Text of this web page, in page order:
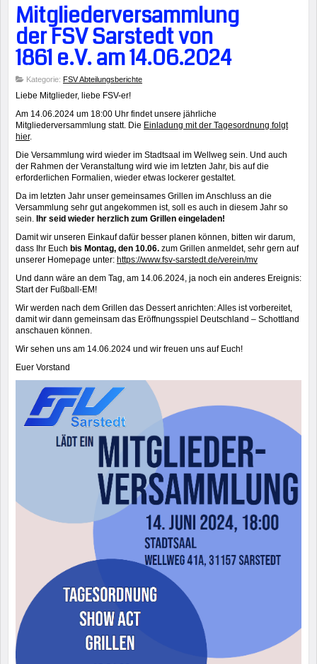
Mitgliederversammlung
der FSV Sarstedt von
1861 e.V. am 14.06.2024
Kategorie: FSV Abteilungsberichte
Liebe Mitglieder, liebe FSV-er!
Am 14.06.2024 um 18:00 Uhr findet unsere jährliche
Mitgliederversammlung statt. Die Einladung mit der Tagesordnung folgt
hier.
Die Versammlung wird wieder im Stadtsaal im Wellweg sein. Und auch
der Rahmen der Veranstaltung wird wie im letzten Jahr, bis auf die
erforderlichen Formalien, wieder etwas lockerer gestaltet.
Da im letzten Jahr unser gemeinsames Grillen im Anschluss an die
Versammlung sehr gut angekommen ist, soll es auch in diesem Jahr so
sein. Ihr seid wieder herzlich zum Grillen eingeladen!
Damit wir unseren Einkauf dafür besser planen können, bitten wir darum,
dass Ihr Euch bis Montag, den 10.06. zum Grillen anmeldet, sehr gern auf
unserer Homepage unter: https://www.fsv-sarstedt.de/verein/mv
Und dann wäre an dem Tag, am 14.06.2024, ja noch ein anderes Ereignis:
Start der Fußball-EM!
Wir werden nach dem Grillen das Dessert anrichten: Alles ist vorbereitet,
damit wir dann gemeinsam das Eröffnungsspiel Deutschland – Schottland
anschauen können.
Wir sehen uns am 14.06.2024 und wir freuen uns auf Euch!
Euer Vorstand